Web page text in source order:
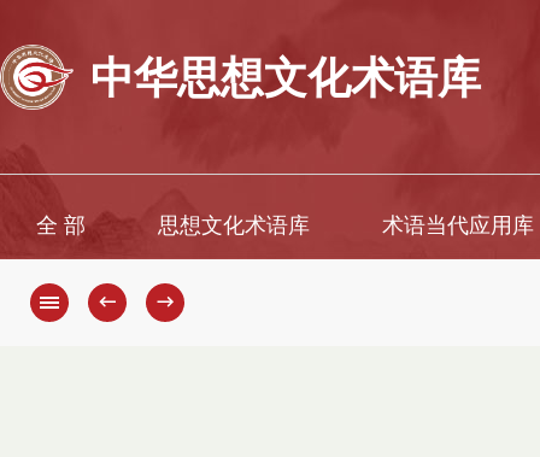
中华思想文化术语库
全 部 思想文化术语库 术语当代应用库
← →